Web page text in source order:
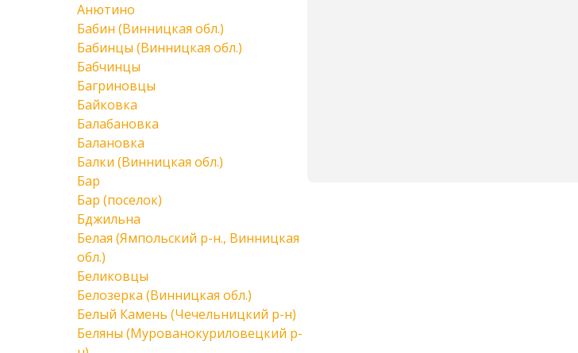
Анютино
Бабин (Винницкая обл.)
Бабинцы (Винницкая обл.)
Бабчинцы
Багриновцы
Байковка
Балабановка
Балановка
Балки (Винницкая обл.)
Бар
Бар (поселок)
Бджильна
Белая (Ямпольский р-н., Винницкая
обл.)
Беликовцы
Белозерка (Винницкая обл.)
Белый Камень (Чечельницкий р-н)
Беляны (Мурованокуриловецкий р-